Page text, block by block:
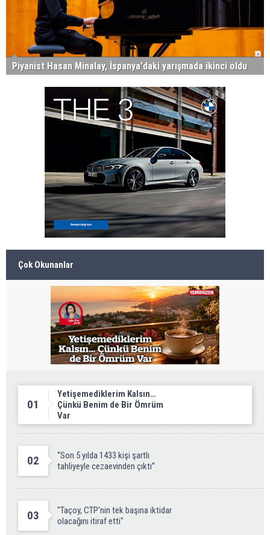
Piyanist Hasan Minalay, İspanya'daki yarışmada ikinci oldu
Çok Okunanlar
01
Yetişemediklerim Kalsın…
Çünkü Benim de Bir Ömrüm
Var
02
“Son 5 yılda 1433 kişi şartlı
tahliyeyle cezaevinden çıktı”
03
"Taçoy, CTP'nin tek başına iktidar
olacağını itiraf etti"